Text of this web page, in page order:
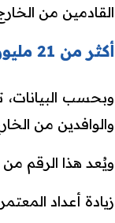
القادمين من
أكثر من 21 مليون زائر خلال عام واحد
وبحسب البيانات،
والوافدين من الخارج،
ويُعد هذا الرقم
زيادة أعداد